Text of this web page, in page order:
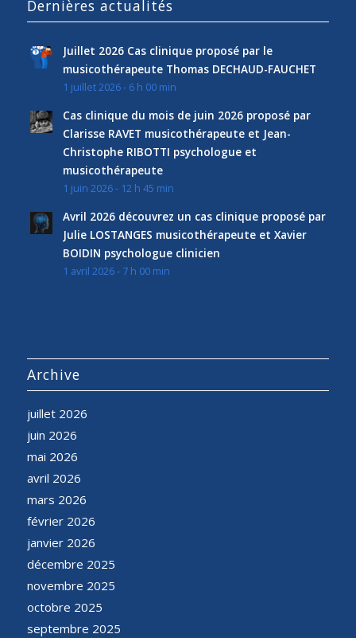
Dernières actualités
Juillet 2026 Cas clinique proposé par le
musicothérapeute Thomas DECHAUD-FAUCHET
1 juillet 2026 - 6 h 00 min
Cas clinique du mois de juin 2026 proposé par
Clarisse RAVET musicothérapeute et Jean-
Christophe RIBOTTI psychologue et
musicothérapeute
1 juin 2026 - 12 h 45 min
Avril 2026 découvrez un cas clinique proposé par
Julie LOSTANGES musicothérapeute et Xavier
BOIDIN psychologue clinicien
1 avril 2026 - 7 h 00 min
Archive
juillet 2026
juin 2026
mai 2026
avril 2026
mars 2026
février 2026
janvier 2026
décembre 2025
novembre 2025
octobre 2025
septembre 2025